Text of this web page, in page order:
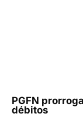
PGFN
débitos